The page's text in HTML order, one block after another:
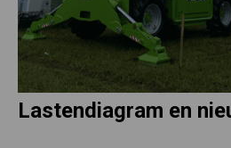
Lastendiagram en